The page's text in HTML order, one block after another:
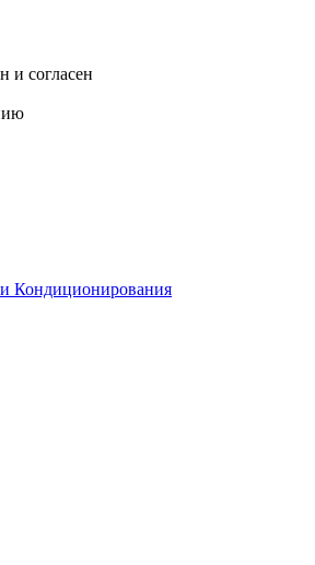
и согласен
Кондиционирования